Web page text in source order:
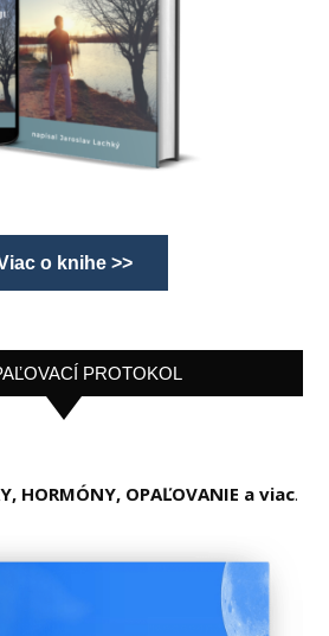
o knihe >>
PROTOKOL
HORMÓNY, OPAĽOVANIE a viac.